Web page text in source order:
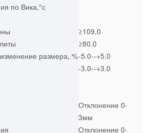
по Вика,°с
≥109.0
≥80.0
размера, %-5.0--+5.0
-3.0--+3.0
Отклонение 0-
3мм
Отклонение 0-